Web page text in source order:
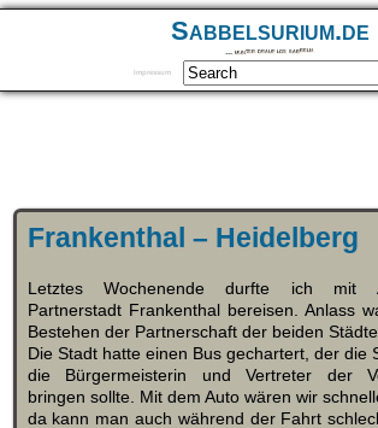
Sabbelsurium.de
… munter drauf los sabbeln
Impressum
Frankenthal – Heidelberg
Letztes Wochenende durfte ich mit
Partnerstadt Frankenthal bereisen. Anlass
Bestehen der Partnerschaft der beiden Städte.
Die Stadt hatte einen Bus gechartert, der die
die Bürgermeisterin und Vertreter der
bringen sollte. Mit dem Auto wären wir
da kann man auch während der Fahrt